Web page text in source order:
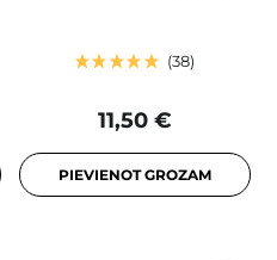
38
11,50 €
PIEVIENOT GROZAM